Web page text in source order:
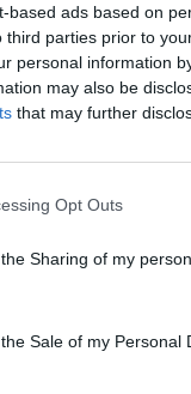
based ads based on
third parties prior to
personal information
may also be
that may further
Opt Outs
Sharing of my
Sale of my Personal